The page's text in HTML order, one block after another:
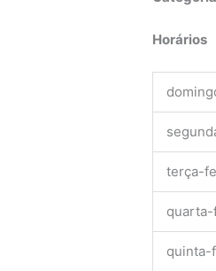
Horários
terça-
quinta-